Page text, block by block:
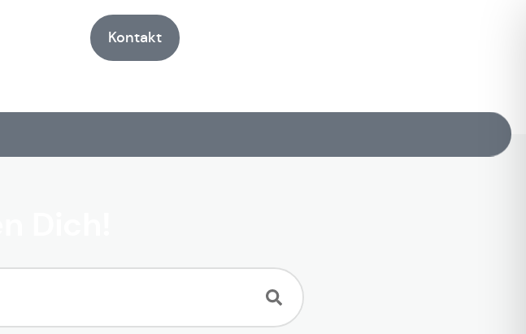
Kontakt